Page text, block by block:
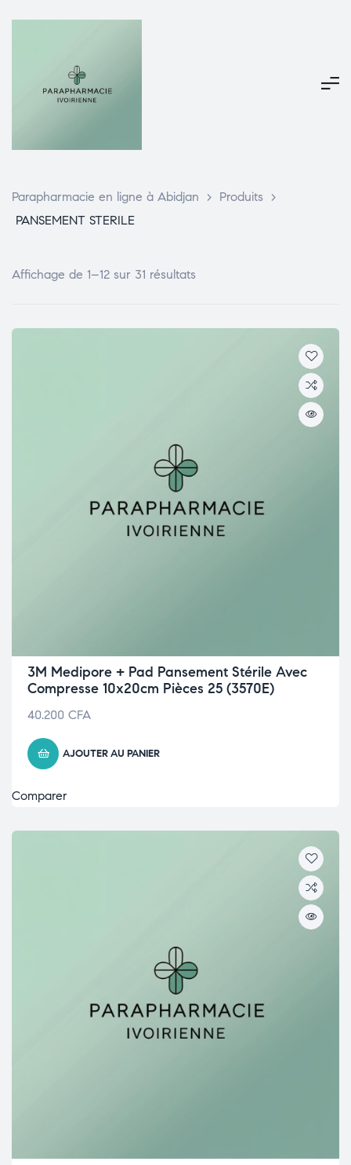
Parapharmacie en ligne à Abidjan > Produits
>
PANSEMENT STERILE
Affichage de 1–12 sur 31 résultats
3M Medipore + Pad Pansement Stérile Avec
Compresse 10x20cm Pièces 25 (3570E)
40.200 CFA
AJOUTER AU PANIER
Comparer